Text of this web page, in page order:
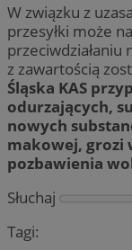
W związku z
przesyłki może
przeciwdziałaniu
z zawartością
Śląska KAS
odurzających,
nowych
makowej, grozi
pozbawienia
Słuchaj
Tagi: